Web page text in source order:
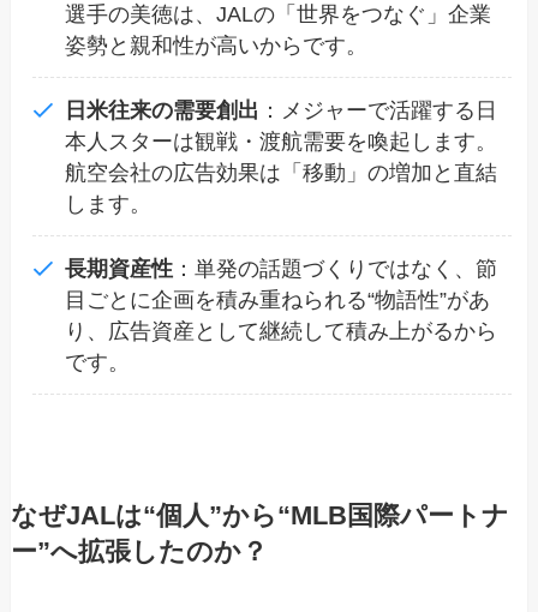
選手の美徳は、JALの「世界をつなぐ」企業
姿勢と親和性が高いからです。
日米往来の需要創出 ：メジャーで活躍する日
本人スターは観戦・渡航需要を喚起します。
航空会社の広告効果は「移動」の増加と直結
します。
長期資産性：単発の話題づくりではなく、節
目ごとに企画を積み重ねられる“物語性”があ
り、広告資産として継続して積み上がるから
です。
なぜJALは“個人”から“MLB国際パートナ
ー”へ拡張したのか？